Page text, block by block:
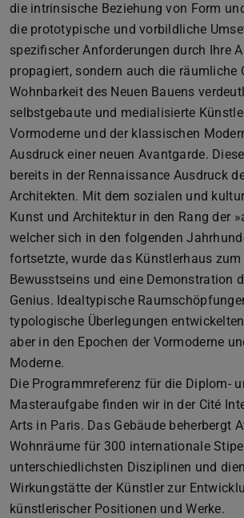
die intrinsische Beziehung von Form
die prototypische und vorbildliche
spezifischer Anforderungen durch Ihre
propagiert, sondern auch die räumliche
Wohnbarkeit des Neuen Bauens
selbstgebaute und medialisierte
Vormoderne und der klassischen
Ausdruck einer neuen Avantgarde.
bereits in der Rennaissance Ausdruck
Architekten. Mit dem sozialen und
Kunst und Architektur in den Rang der
welcher sich in den folgenden
fortsetzte, wurde das Künstlerhaus
Bewusstseins und eine Demonstration
Genius. Idealtypische
typologische Überlegungen
aber in den Epochen der Vormoderne
Moderne.
Die Programmreferenz für die Diplom-
Masteraufgabe finden wir in der Cité
Arts in Paris. Das Gebäude beherbergt
Wohnräume für 300 internationale
unterschiedlichsten Disziplinen und
Wirkungstätte der Künstler zur
künstlerischer Positionen und Werke.